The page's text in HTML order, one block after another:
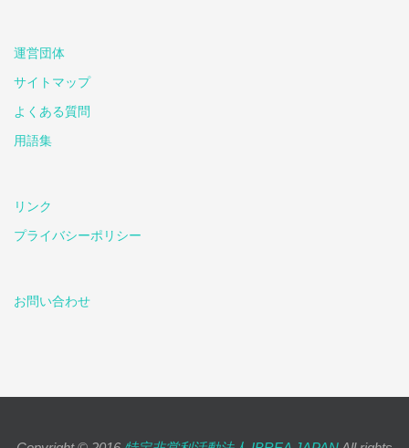
運営団体
サイトマップ
よくある質問
用語集
リンク
プライバシーポリシー
お問い合わせ